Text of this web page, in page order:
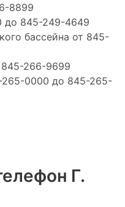
8899
до 845-249-4649
бассейна от 845-
266-9699
265-0000 до 845-265-
Г.